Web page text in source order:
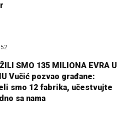
52
SMO 135 MILIONA EVRA U
Vučić pozvao građane:
smo 12 fabrika, učestvujte
sa nama